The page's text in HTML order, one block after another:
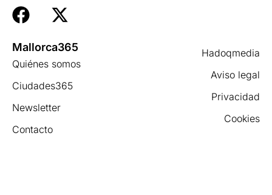
Hadoqmedia
Aviso legal
Privacidad
Cookies
Mallorca365
Quiénes somos
Ciudades365
Newsletter
Contacto